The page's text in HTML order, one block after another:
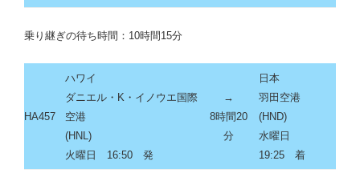
乗り継ぎの待ち時間：10時間15分
HA457
ハワイ
ダニエル・K・イノウエ国際
空港
(HNL)
火曜日 16:50 発
→
8時間20
分
日本
羽田空港
(HND)
水曜日
19:25 着